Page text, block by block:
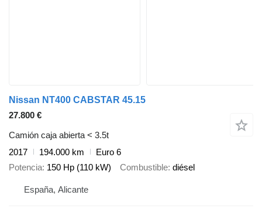
Nissan NT400 CABSTAR 45.15
27.800 €
Camión caja abierta < 3.5t
2017
194.000 km
Euro 6
Potencia 150 Hp (110 kW) Combustible diésel
España, Alicante